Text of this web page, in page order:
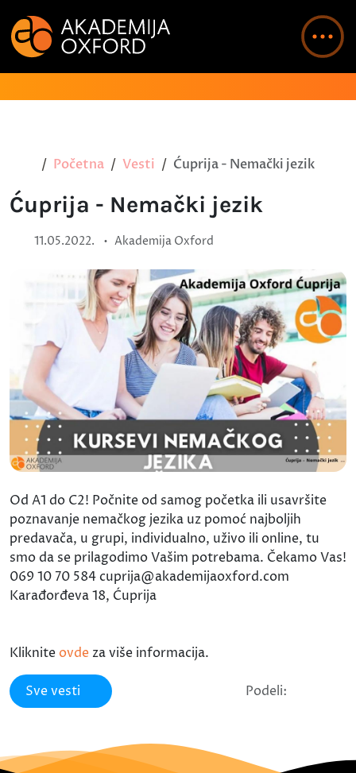
Početna Vesti Ćuprija - Nemački jezik
Ćuprija - Nemački jezik
11.05.2022. • Akademija Oxford
Od A1 do C2! Počnite od samog početka ili usavršite
poznavanje nemačkog jezika uz pomoć najboljih
predavača, u grupi, individualno, uživo ili online, tu
smo da se prilagodimo Vašim potrebama. Čekamo Vas!
069 10 70 584 cuprija@akademijaoxford.com
Karađorđeva 18, Ćuprija
Kliknite ovde za više informacija.
Sve vesti Podeli: